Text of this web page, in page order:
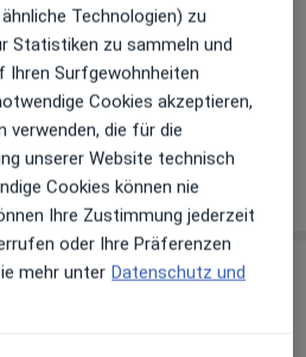
Technologien) zu
Statistiken zu sammeln und
Ihren Surfgewohnheiten
Cookies akzeptieren,
verwenden, die für die
unserer Website technisch
Cookies können nie
Ihre Zustimmung jederzeit
oder Ihre Präferenzen
mehr unter Datenschutz und